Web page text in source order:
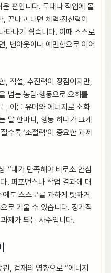
편입니다. 무대나 작업에 몰
끝나고 나면 체력·정신력이
타나기 쉽습니다. 이때 스스로
, 번아웃이나 예민함으로 이어
, 직설, 추진력이 장점이지만,
넘는 농담·행동으로 오해를
이를 유머와 에너지로 소화
말 한마디, 행동 하나가 크게
수록 ‘조절력’이 중요한 과제
“내가 만족해야 비로소 안심
. 퍼포먼스나 작업 결과에 대
도 스스로를 과하게 탓하거
로 기울 수 있습니다. 장기적
제가 되는 사주입니다.
, 겁재의 영향으로 “에너지